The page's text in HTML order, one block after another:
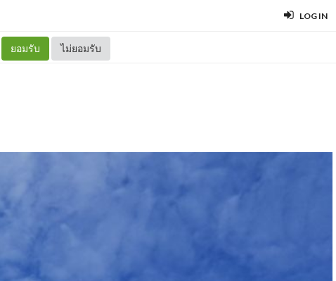
LOG IN
ยอมรับ ไม่ยอมรับ